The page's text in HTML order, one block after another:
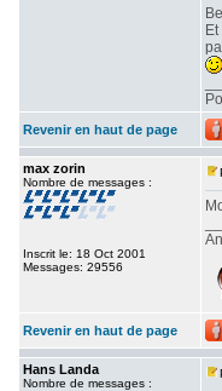
Revenir en haut de page
max zorin
Nombre de messages :
Inscrit le: 18 Oct 2001
Messages: 29556
Revenir en haut de page
Hans Landa
Nombre de messages :